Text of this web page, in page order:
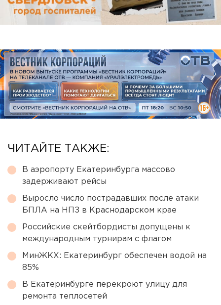
ЧИТАЙТЕ ТАКЖЕ:
В аэропорту Екатеринбурга массово
задерживают рейсы
Выросло число пострадавших после атаки
БПЛА на НПЗ в Краснодарском крае
Российские скейтбордисты допущены к
международным турнирам с флагом
МинЖКХ: Екатеринбург обеспечен водой на
85%
В Екатеринбурге перекроют улицу для
ремонта теплосетей